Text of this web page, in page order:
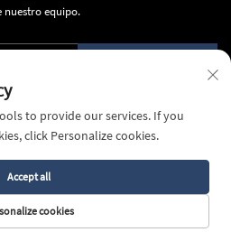
nuestro equipo.
- Política de privacidad
to provide our services. If you
click Personalize cookies.
cookies
Accept all